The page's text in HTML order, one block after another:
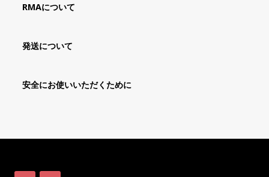
RMAについて
発送について
安全にお使いいただくために